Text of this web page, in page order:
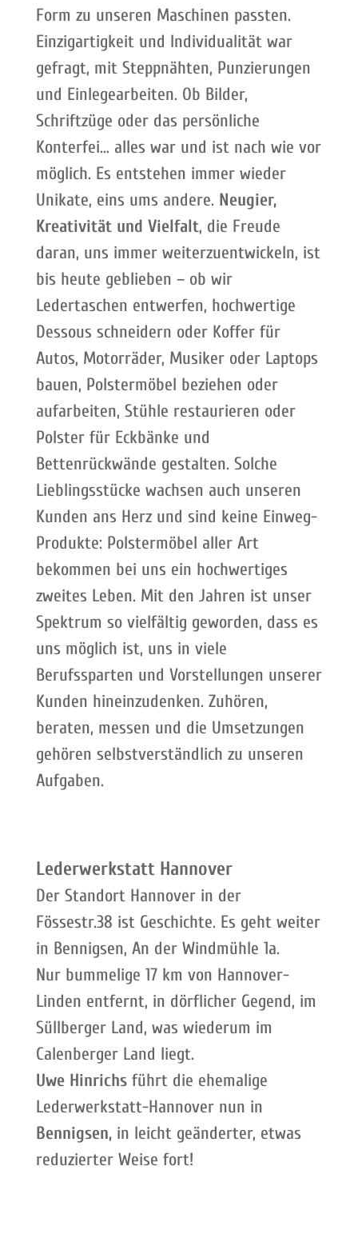
Form zu unseren Maschinen passten.
Einzigartigkeit und Individualität war
gefragt, mit Steppnähten, Punzierungen
und Einlegearbeiten. Ob Bilder,
Schriftzüge oder das persönliche
Konterfei… alles war und ist nach wie vor
möglich. Es entstehen immer wieder
Unikate, eins ums andere. Neugier,
Kreativität und Vielfalt, die Freude
daran, uns immer weiterzuentwickeln, ist
bis heute geblieben – ob wir
Ledertaschen entwerfen, hochwertige
Dessous schneidern oder Koffer für
Autos, Motorräder, Musiker oder Laptops
bauen, Polstermöbel beziehen oder
aufarbeiten, Stühle restaurieren oder
Polster für Eckbänke und
Bettenrückwände gestalten. Solche
Lieblingsstücke wachsen auch unseren
Kunden ans Herz und sind keine Einweg-
Produkte: Polstermöbel aller Art
bekommen bei uns ein hochwertiges
zweites Leben. Mit den Jahren ist unser
Spektrum so vielfältig geworden, dass es
uns möglich ist, uns in viele
Berufssparten und Vorstellungen unserer
Kunden hineinzudenken. Zuhören,
beraten, messen und die Umsetzungen
gehören selbstverständlich zu unseren
Aufgaben.
Lederwerkstatt Hannover
Der Standort Hannover in der
Fössestr.38 ist Geschichte. Es geht weiter
in Bennigsen, An der Windmühle 1a.
Nur bummelige 17 km von Hannover-
Linden entfernt, in dörflicher Gegend, im
Süllberger Land, was wiederum im
Calenberger Land liegt.
Uwe Hinrichsführt die ehemalige
Lederwerkstatt-Hannover nun in
Bennigsen,in leicht geänderter, etwas
reduzierter Weise fort!